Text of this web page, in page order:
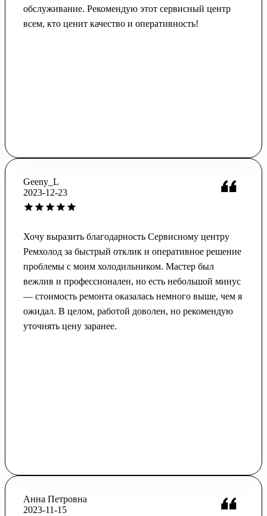
обслуживание. Рекомендую этот сервисный центр
всем, кто ценит качество и оперативность!
Geeny_L
2023-12-23
Хочу выразить благодарность Сервисному центру
Ремхолод за быстрый отклик и оперативное решение
проблемы с моим холодильником. Мастер был
вежлив и профессионален, но есть небольшой минус
— стоимость ремонта оказалась немного выше, чем я
ожидал. В целом, работой доволен, но рекомендую
уточнять цену заранее.
Анна Петровна
2023-11-15